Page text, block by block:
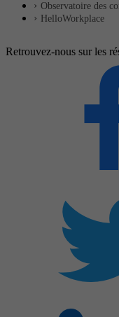
Observatoire des
HelloWorkplace
Retrouvez-nous sur les